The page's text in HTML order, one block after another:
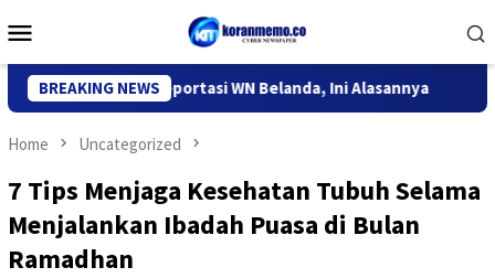
to
Menu
BREAKING NEWS
Kediri Deportasi WN Belanda, Ini Alasannya 9 Desa
Home Uncategorized
7 Tips Menjaga Kesehatan Tubuh Selama
Menjalankan Ibadah Puasa di Bulan
Ramadhan